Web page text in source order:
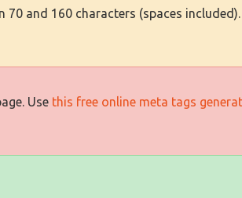
and 160 characters (spaces included).
Use this free online meta tags